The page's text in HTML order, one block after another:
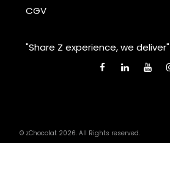
CGV
"Share Z experience, we deliver"
© zChocolat 2026. All Rights reserved.